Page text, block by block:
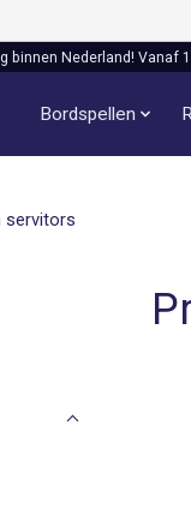
binnen Nederland! Vanaf
Bordspellen
servitors